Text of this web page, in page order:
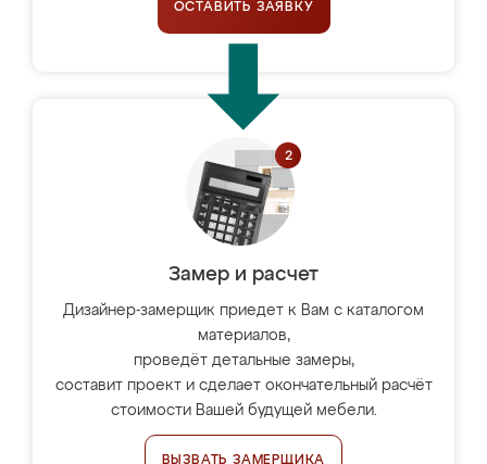
ОСТАВИТЬ ЗАЯВКУ
Замер и расчет
Дизайнер-замерщик приедет к Вам с каталогом
материалов,
проведёт детальные замеры,
составит проект и сделает окончательный расчёт
стоимости Вашей будущей мебели.
ВЫЗВАТЬ ЗАМЕРЩИКА